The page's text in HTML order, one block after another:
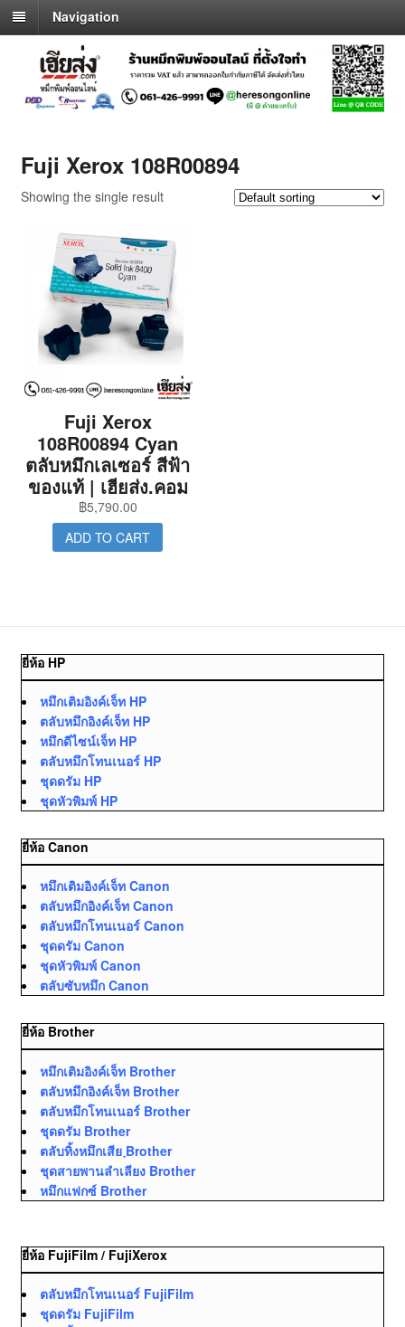
Navigation
Fuji Xerox 108R00894
Showing the single result
Fuji Xerox
108R00894 Cyan
ตลับหมึกเลเซอร์ สีฟ้า
ของแท้ | เฮียส่ง.คอม
฿5,790.00
ADD TO CART
ยี่ห้อ HP
หมึกเติมอิงค์เจ็ท HP
ตลับหมึกอิงค์เจ็ท HP
หมึกดีไซน์เจ็ท HP
ตลับหมึกโทนเนอร์ HP
ชุดดรัม HP
ชุดหัวพิมพ์ HP
ยี่ห้อ Canon
หมึกเติมอิงค์เจ็ท Canon
ตลับหมึกอิงค์เจ็ท Canon
ตลับหมึกโทนเนอร์ Canon
ชุดดรัม Canon
ชุดหัวพิมพ์ Canon
ตลับซับหมึก Canon
ยี่ห้อ Brother
หมึกเติมอิงค์เจ็ท Brother
ตลับหมึกอิงค์เจ็ท Brother
ตลับหมึกโทนเนอร์ Brother
ชุดดรัม Brother
ตลับทิ้งหมึกเสีย ฺBrother
ชุดสายพานลำเลียง Brother
หมึกแฟกซ์ Brother
ยี่ห้อ FujiFilm / FujiXerox
ตลับหมึกโทนเนอร์ FujiFilm
ชุดดรัม FujiFilm